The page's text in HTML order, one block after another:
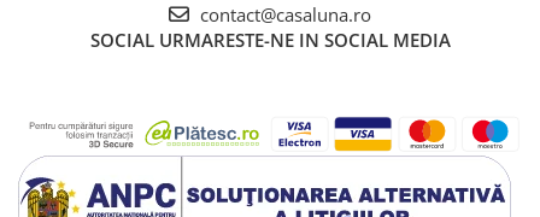
contact@casaluna.ro
SOCIAL URMARESTE-NE IN SOCIAL MEDIA